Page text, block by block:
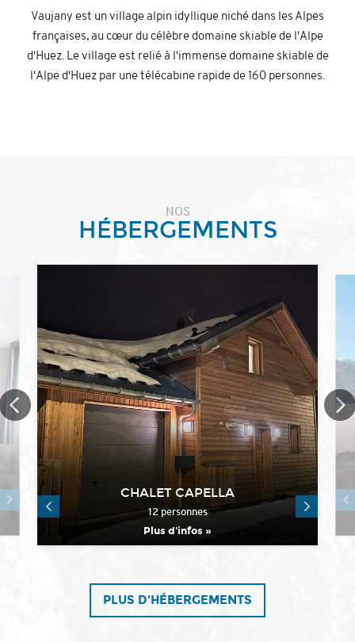
Vaujany est un village alpin idyllique niché dans les Alpes
françaises, au cœur du célèbre domaine skiable de l'Alpe
d'Huez. Le village est relié à l'immense domaine skiable de
l'Alpe d'Huez par une télécabine rapide de 160 personnes.
NOS
HÉBERGEMENTS
CHALET CAPELLA
12 personnes
Plus d'infos »
PLUS D'HÉBERGEMENTS